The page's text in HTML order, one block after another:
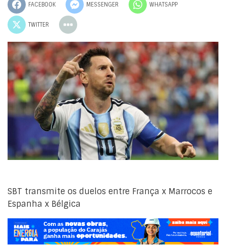
FACEBOOK MESSENGER WHATSAPP
TWITTER
SBT transmite os duelos entre França x Marrocos e
Espanha x Bélgica